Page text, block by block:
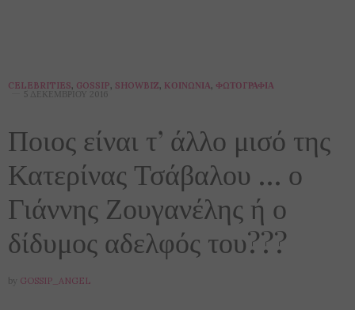
CELEBRITIES, GOSSIP, SHOWBIZ, ΚΟΙΝΩΝΊΑ, ΦΩΤΟΓΡΑΦΊΑ
5 ΔΕΚΕΜΒΡΊΟΥ 2016
Ποιος είναι τ’ άλλο μισό της
Κατερίνας Τσάβαλου … ο
Γιάννης Ζουγανέλης ή ο
δίδυμος αδελφός του???
by GOSSIP_ANGEL